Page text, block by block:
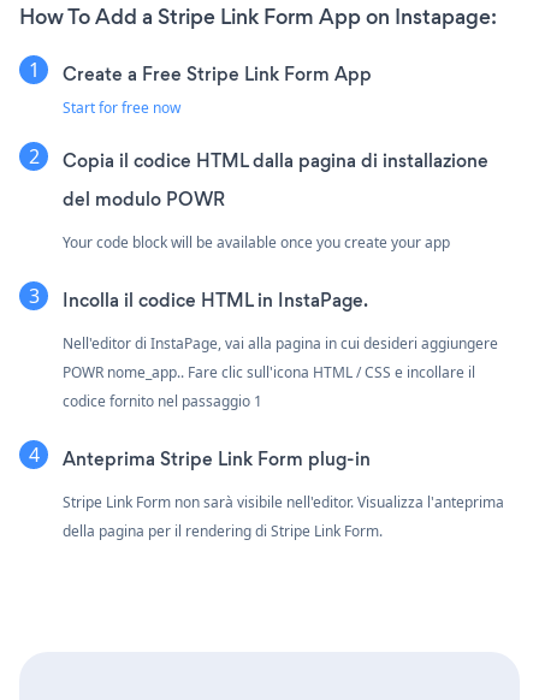
How To Add a Stripe Link Form App on Instapage:
Create a Free Stripe Link Form App
Start for free now
Copia il codice HTML dalla pagina di installazione
del modulo POWR
Your code block will be available once you create your app
Incolla il codice HTML in InstaPage.
Nell'editor di InstaPage, vai alla pagina in cui desideri aggiungere
POWR nome_app.. Fare clic sull'icona HTML / CSS e incollare il
codice fornito nel passaggio 1
Anteprima Stripe Link Form plug-in
Stripe Link Form non sarà visibile nell'editor. Visualizza l'anteprima
della pagina per il rendering di Stripe Link Form.